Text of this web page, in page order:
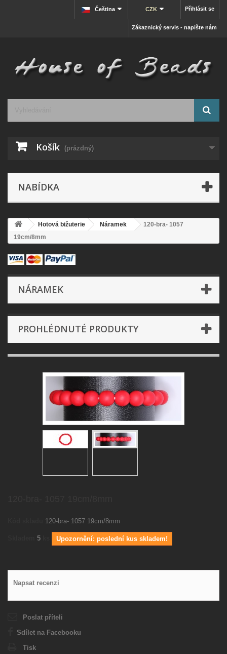
Přihlásit se
CZK
Čeština
Zákaznický servis - napište nám
Košík (prázdný)
NABÍDKA
Hotová bižuterie Náramek
120-bra- 1057
19cm/8mm
NÁRAMEK
PROHLÉDNUTÉ PRODUKTY
120-bra- 1057 19cm/8mm
5 Upozornění: poslední kus skladem!
Napsat recenzi
Poslat příteli
Sdílet na Facebooku
Tisk